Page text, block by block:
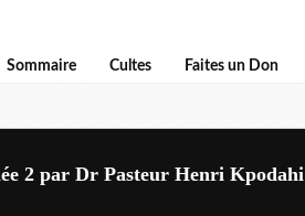
Sommaire Cultes Faites un Don
2 par Dr Pasteur Henri Kpodahi